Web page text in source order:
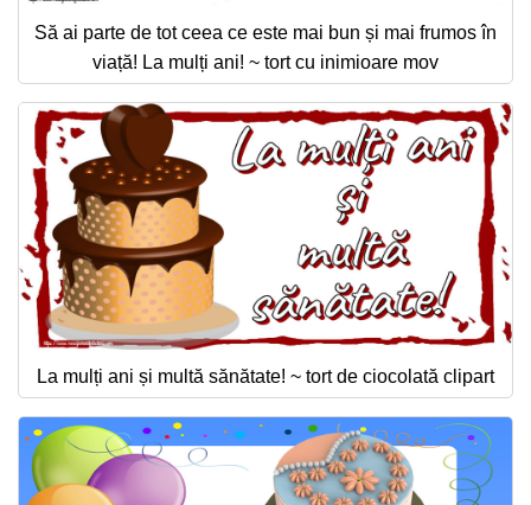
Să ai parte de tot ceea ce este mai bun și mai frumos în
viață! La mulți ani! ~ tort cu inimioare mov
La mulți ani și multă sănătate! ~ tort de ciocolată clipart